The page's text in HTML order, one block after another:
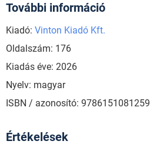
További információ
Kiadó: Vinton Kiadó Kft.
Oldalszám: 176
Kiadás éve: 2026
Nyelv: magyar
ISBN / azonosító: 9786151081259
Értékelések